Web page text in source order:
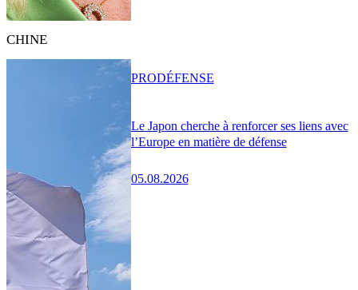
CHINE
Le Japon cherche à renforcer ses liens avec
l’Europe en matière de défense
05.08.2026
PRODÉFENSE